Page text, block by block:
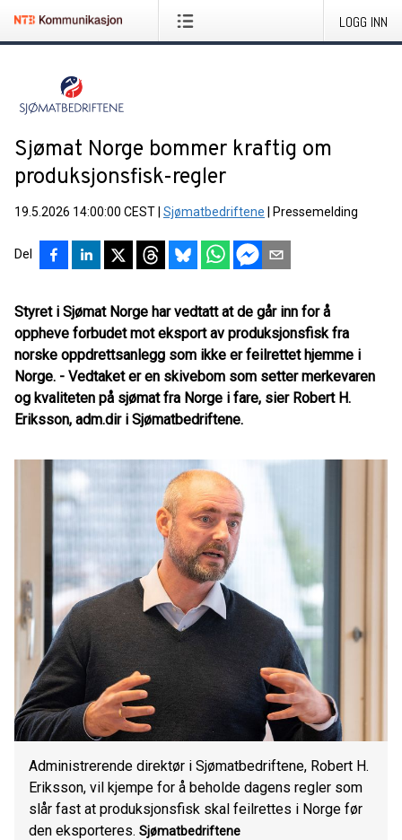
LOGG INN
Sjømat Norge bommer kraftig om
produksjonsfisk-regler
19.5.2026 14:00:00 CEST Sjømatbedriftene Pressemelding
Del
Styret i Sjømat Norge har vedtatt at de går inn for å
oppheve forbudet mot eksport av produksjonsfisk fra
norske oppdrettsanlegg som ikke er feilrettet hjemme i
Norge. - Vedtaket er en skivebom som setter merkevaren
og kvaliteten på sjømat fra Norge i fare, sier Robert H.
Eriksson, adm.dir i Sjømatbedriftene.
Administrerende direktør i Sjømatbedriftene, Robert H.
Eriksson, vil kjempe for å beholde dagens regler som
slår fast at produksjonsfisk skal feilrettes i Norge før
den eksporteres. Sjømatbedriftene